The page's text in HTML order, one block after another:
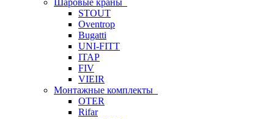
Шаровые краны
STOUT
Oventrop
Bugatti
UNI-FITT
ITAP
FIV
VIEIR
Монтажные комплекты
OTER
Rifar